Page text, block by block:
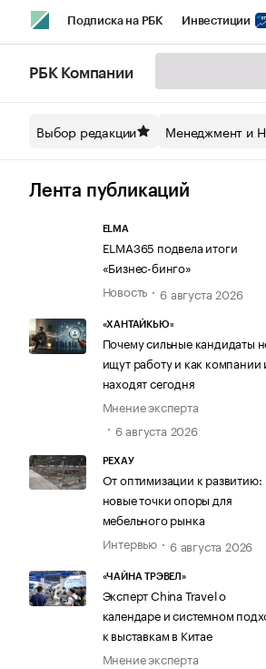
Подписка на РБК Инвестиции
Спецпроекты СПб
Технологии и медиа
РБК Компании
Выбор редакции Менеджмент и
Лента публикаций
ELMA
ELMA365 подвела итоги
«Бизнес-бинго»
Новость
6 августа 2026
«ХАНТАЙКЬЮ»
Почему сильные кандидаты
ищут работу и как компании
находят сегодня
Мнение эксперта
6 августа 2026
РЕХАУ
От оптимизации к развитию:
новые точки опоры для
мебельного рынка
Интервью
6 августа 2026
«ЧАЙНА ТРЭВЕЛ»
Эксперт China Travel о
календаре и системном
к выставкам в Китае
Мнение эксперта